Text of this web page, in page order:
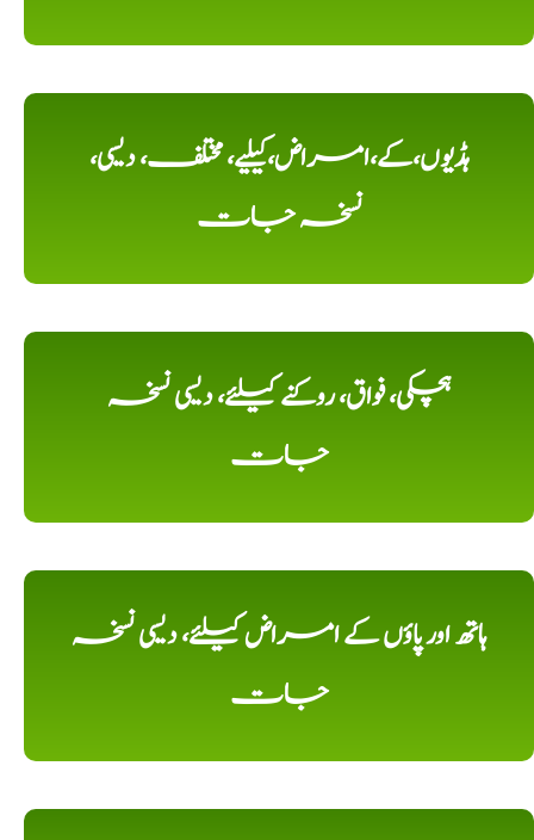
ہڈیوں،کے،امراض،کیلیے، مختلف، دیسی،
نسخہ جات
ہچکی، فواق، روکنے کیلئے، دیسی نسخہ
جات
ہاتھ اور پاؤں کے امراض کیلئے، دیسی نسخہ
جات